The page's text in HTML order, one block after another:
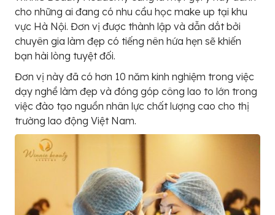
cho những ai đang có nhu cầu học make up tại khu
vực Hà Nội. Đơn vị được thành lập và dẫn dắt bởi
chuyên gia làm đẹp có tiếng nên hứa hẹn sẽ khiến
bạn hài lòng tuyệt đối.
Đơn vị này đã có hơn 10 năm kinh nghiệm trong việc
dạy nghề làm đẹp và đóng góp công lao to lớn trong
việc đào tạo nguồn nhân lực chất lượng cao cho thị
trường lao động Việt Nam.